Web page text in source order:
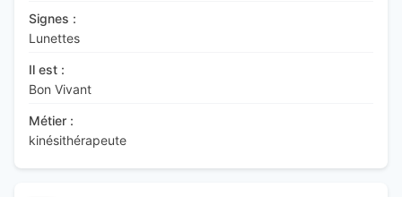
Signes :
Lunettes
Il est :
Bon Vivant
Métier :
kinésithérapeute